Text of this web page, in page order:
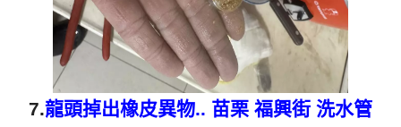
7.龍頭掉出橡皮異物.. 苗栗 福興街 洗水管